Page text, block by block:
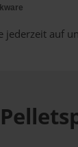
jederzeit auf